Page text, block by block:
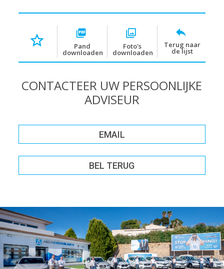
Pand
downloaden
Foto's
downloaden
Terug naar
de lijst
CONTACTEER UW PERSOONLIJKE
ADVISEUR
EMAIL
BEL TERUG